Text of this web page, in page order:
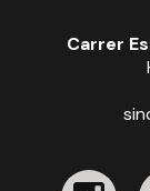
Carrer